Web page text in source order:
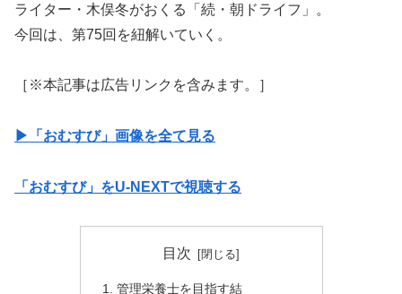
ライター・木俣冬がおくる「続・朝ドライフ」。
今回は、第75回を紐解いていく。
［※本記事は広告リンクを含みます。］
▶︎「おむすび」画像を全て見る
「おむすび」をU-NEXTで視聴する
目次
管理栄養士を目指す結